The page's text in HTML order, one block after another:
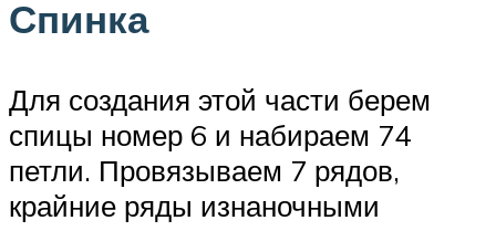
Спинка
Для создания этой части берем
спицы номер 6 и набираем 74
петли. Провязываем 7 рядов,
крайние ряды изнаночными